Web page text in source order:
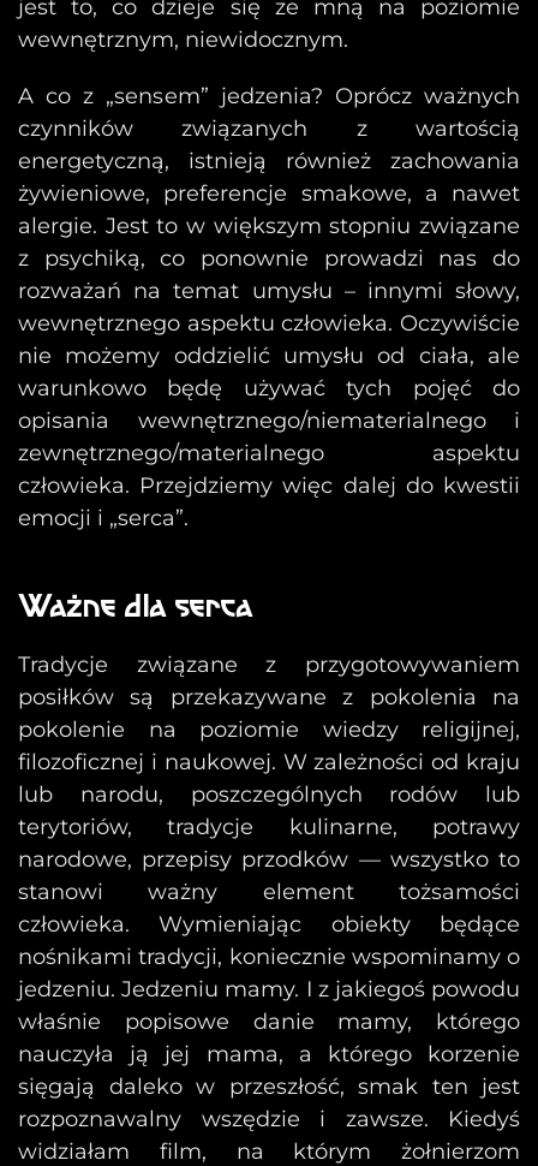
jest to, co dzieje się ze mną na poziomie
wewnętrznym, niewidocznym.
A co z „sensem” jedzenia? Oprócz ważnych
czynników związanych z wartością
energetyczną, istnieją również zachowania
żywieniowe, preferencje smakowe, a nawet
alergie. Jest to w większym stopniu związane
z psychiką, co ponownie prowadzi nas do
rozważań na temat umysłu – innymi słowy,
wewnętrznego aspektu człowieka. Oczywiście
nie możemy oddzielić umysłu od ciała, ale
warunkowo będę używać tych pojęć do
opisania wewnętrznego/niematerialnego i
zewnętrznego/materialnego aspektu
człowieka. Przejdziemy więc dalej do kwestii
emocji i „serca”.
Ważne dla serca
Tradycje związane z przygotowywaniem
posiłków są przekazywane z pokolenia na
pokolenie na poziomie wiedzy religijnej,
filozoficznej i naukowej. W zależności od kraju
lub narodu, poszczególnych rodów lub
terytoriów, tradycje kulinarne, potrawy
narodowe, przepisy przodków — wszystko to
stanowi ważny element tożsamości
człowieka. Wymieniając obiekty będące
nośnikami tradycji, koniecznie wspominamy o
jedzeniu. Jedzeniu mamy. I z jakiegoś powodu
właśnie popisowe danie mamy, którego
nauczyła ją jej mama, a którego korzenie
sięgają daleko w przeszłość, smak ten jest
rozpoznawalny wszędzie i zawsze. Kiedyś
widziałam film, na którym żołnierzom